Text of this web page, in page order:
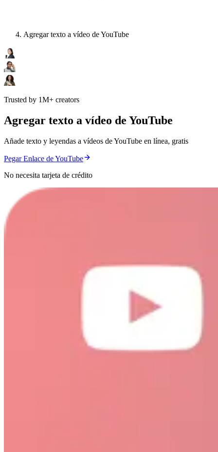
Agregar texto a vídeo de YouTube
Trusted by 1M+ creators
Agregar texto a vídeo de YouTube
Añade texto y leyendas a vídeos de YouTube en línea, gratis
Pegar Enlace de YouTube
No necesita tarjeta de crédito